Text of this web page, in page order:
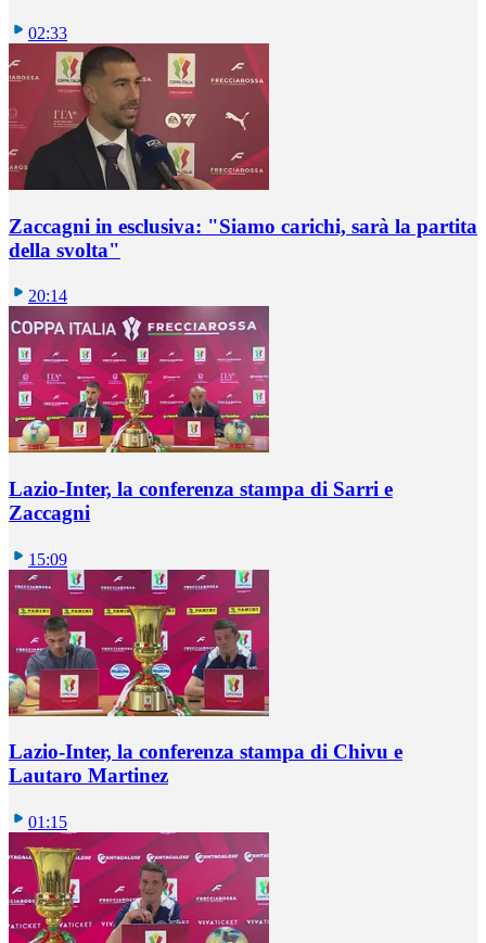
02:33
Zaccagni in esclusiva: "Siamo carichi, sarà la partita
della svolta"
20:14
Lazio-Inter, la conferenza stampa di Sarri e
Zaccagni
15:09
Lazio-Inter, la conferenza stampa di Chivu e
Lautaro Martinez
01:15